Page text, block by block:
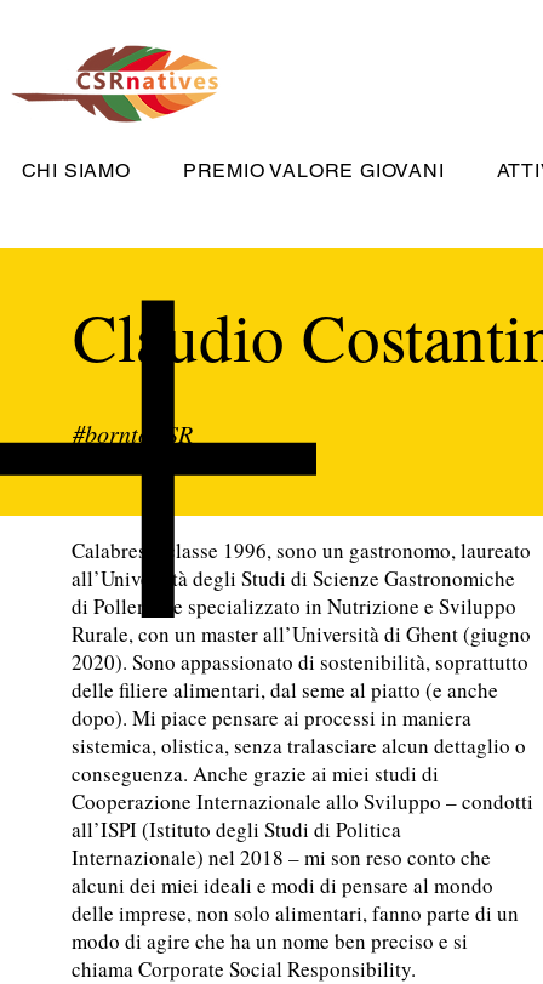
CHI SIAMO PREMIO VALORE GIOVANI
Claudio
#borntoCSR
Calabrese, classe 1996, sono un gastronomo, laureato
all’Università degli Studi di Scienze Gastronomiche
di Pollenzo e specializzato in Nutrizione e Sviluppo
Rurale, con un master all’Università di Ghent (giugno
2020). Sono appassionato di sostenibilità, soprattutto
delle filiere alimentari, dal seme al piatto (e anche
dopo). Mi piace pensare ai processi in maniera
sistemica, olistica, senza tralasciare alcun dettaglio o
conseguenza. Anche grazie ai miei studi di
Cooperazione Internazionale allo Sviluppo – condotti
all’ISPI (Istituto degli Studi di Politica
Internazionale) nel 2018 – mi son reso conto che
alcuni dei miei ideali e modi di pensare al mondo
delle imprese, non solo alimentari, fanno parte di un
modo di agire che ha un nome ben preciso e si
chiama Corporate Social Responsibility.